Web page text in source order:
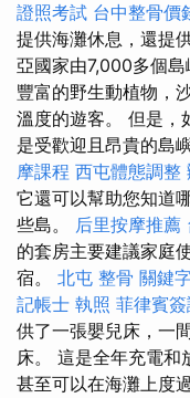
證照考試 台中整骨價
提供海灘休息，還提
亞國家由7,000多個島
豐富的野生動植物，
溫度的遊客。 但是，
是受歡迎且昂貴的島
摩課程 西屯體態調整
它還可以幫助您知道
些島。 后里按摩推薦
的套房主要建議家庭
宿。 北屯 整骨 關鍵
記帳士 執照 菲律賓簽
供了一張嬰兒床，一
床。 這是全年充電和
甚至可以在海灘上度